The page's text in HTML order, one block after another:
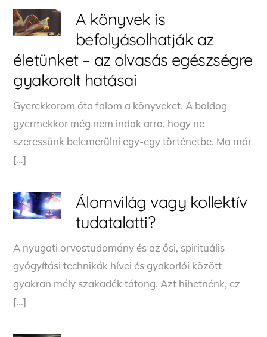
A könyvek is
befolyásolhatják az
életünket – az olvasás egészségre
gyakorolt hatásai
Gyerekkorom óta falom a könyveket. A boldog
gyermekkor még nem indok arra, hogy ne
szeressünk belemerülni egy-egy történetbe. Ma már
[…]
Álomvilág vagy kollektív
tudatalatti?
A nyugati orvostudomány és az ősi, spirituális
gyógyítási technikák hívei és gyakorlói között
gyakran mély szakadék tátong. Azt hihetnénk, ez
[…]